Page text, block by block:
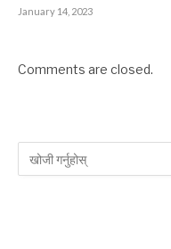
January 14, 2023
Comments are closed.